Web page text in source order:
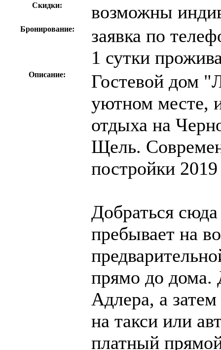
Скидки: возможны
Бронирование:
заявка по
1 сутки
Описание:
Гостевой дом
уютном месте,
отдыха на
Щель.
постройки
Добраться
пребывает на
прямо до дома.
Адлера, а
на такси или
платный